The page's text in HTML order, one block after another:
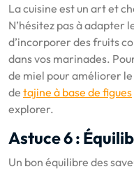
La cuisine est un art et
N’hésitez pas à adapter
d’incorporer des fruits
dans vos marinades.
de miel pour améliorer
de tajine à base de figues
explorer.
Astuce 6 :
Un bon équilibre des